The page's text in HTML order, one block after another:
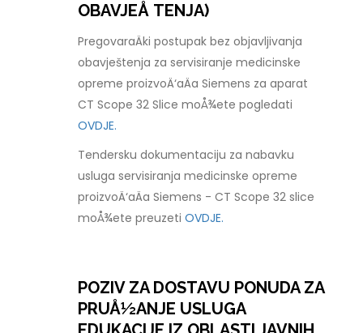
OBAVJEÅ TENJA)
PregovaraÄki postupak bez objavljivanja
obavještenja za servisiranje medicinske
opreme proizvoÄ‘aÄa Siemens za aparat
CT Scope 32 Slice moÅ¾ete pogledati
OVDJE.
Tendersku dokumentaciju za nabavku
usluga servisiranja medicinske opreme
proizvoÄ‘aÄa Siemens - CT Scope 32 slice
moÅ¾ete preuzetiOVDJE.
POZIV ZA DOSTAVU PONUDA ZA
PRUÅ½ANJE USLUGA